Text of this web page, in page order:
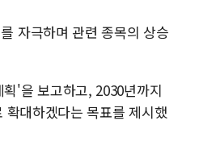
자극하며 관련 종목의 상승
'을 보고하고, 2030년까지
대하겠다는 목표를 제시했